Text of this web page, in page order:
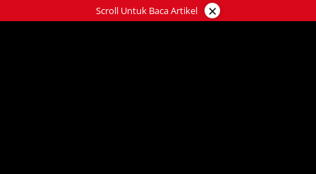
ke
Scroll Untuk Baca Artikel ×